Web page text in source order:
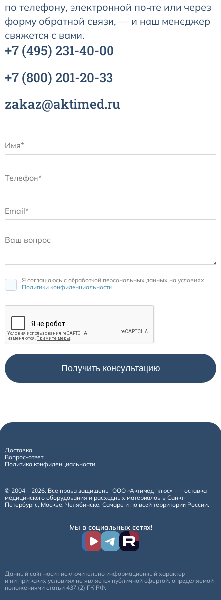
по телефону, электронной почте или через
форму обратной связи, — и наш менеджер
свяжется с вами.
+7 (495) 231-40-00
+7 (800) 201-20-33
zakaz@aktimed.ru
Я соглашаюсь c обработкой персональных данных на условиях
Политики конфиденциальности
Доставка
Вопрос-ответ
Политика конфиденциальности
© 2004—2026. Все права защищены. ООО «Актимед плюс» — поставка
медицинского оборудования и расходных материалов в Санкт-
Петербурге, Москве, Челябинске, Самаре и по всей территории России.
Мы в социальных сетях!
Данный сайт носит исключительно информационный характер
и ни при каких условиях не является публичной офертой, определяемой
положениями статьи 437 (2) ГК РФ.